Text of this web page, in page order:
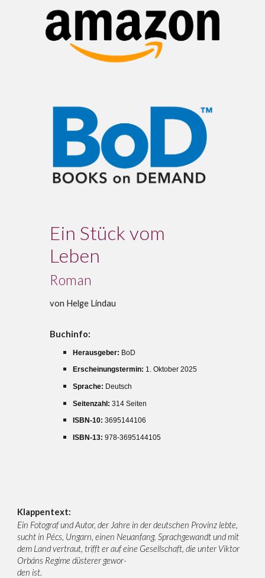
Ein Stück vom
Leben
Roman
von Helge Lindau
Buchinfo:
Herausgeber:‎ BoD
Erscheinungstermin: 1. Oktober 2025
Sprache: ‎ Deutsch
Seitenzahl‏: ‎ 314 Seiten
ISBN-10: 3695144106
ISBN-13: 978-3695144105
Klappentext:
Ein Fotograf und Autor, der Jahre in der deutschen Provinz lebte,
sucht in Pécs, Ungarn, einen Neuanfang. Sprachgewandt und mit
dem Land vertraut, trifft er auf eine Gesellschaft, die unter Viktor
Orbáns Regime düsterer gewor-
den ist.